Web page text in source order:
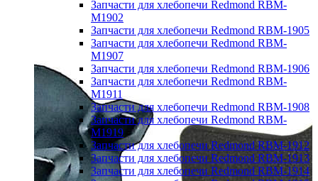
Запчасти для хлебопечи Redmond RBM-
M1902
Запчасти для хлебопечи Redmond RBM-1905
Запчасти для хлебопечи Redmond RBM-
M1907
Запчасти для хлебопечи Redmond RBM-1906
Запчасти для хлебопечи Redmond RBM-
M1911
Запчасти для хлебопечи Redmond RBM-1908
Запчасти для хлебопечи Redmond RBM-
M1919
Запчасти для хлебопечи Redmond RBM-1912
Запчасти для хлебопечи Redmond RBM-1913
Запчасти для хлебопечи Redmond RBM-1914